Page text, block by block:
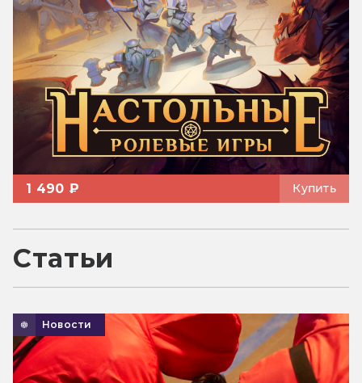
1 490 ₽ Купить
Статьи
Новости